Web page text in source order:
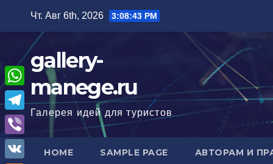
содержимому
Чт. Авг 6th, 2026 3:08:44 PM
gallery-
manege.ru
Галерея идей для туристов
HOME SAMPLE PAGE АВТОРАМ И
W
h
a
T
e
l
V